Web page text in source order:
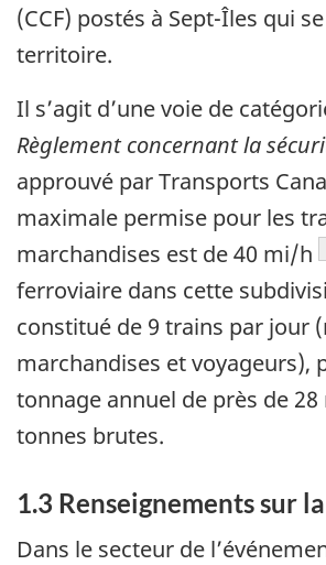
(CCF) postés à Sept-Îles qui
territoire.
Il s’agit d’une voie de
Règlement concernant la
approuvé par Transports
maximale permise pour les
marchandises est de 40 mi/h
ferroviaire dans cette
constitué de 9 trains par jour
marchandises et voyageurs),
tonnage annuel de près de
tonnes brutes.
1.3 Renseignements sur
Dans le secteur de